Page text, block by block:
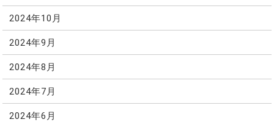
2024年10月
2024年9月
2024年8月
2024年7月
2024年6月